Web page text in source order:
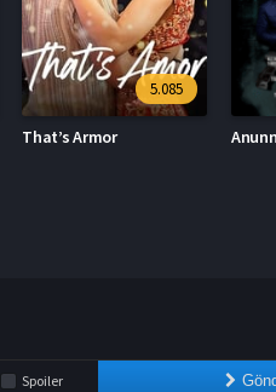
7.7
Anunnakiler
Spoiler